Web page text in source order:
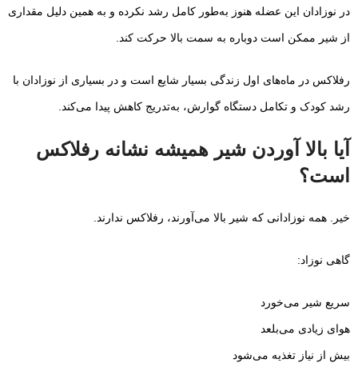
در نوزادان این عضله هنوز به‌طور کامل رشد نکرده و به همین دلیل مقداری
از شیر ممکن است دوباره به سمت بالا حرکت کند.
رفلاکس در ماه‌های اول زندگی بسیار شایع است و در بسیاری از نوزادان با
رشد کودک و تکامل دستگاه گوارش، به‌تدریج کاهش پیدا می‌کند.
آیا بالا آوردن شیر همیشه نشانه رفلاکس
است؟
خیر. همه نوزادانی که شیر بالا می‌آورند، رفلاکس ندارند.
گاهی نوزاد:
سریع شیر می‌خورد
هوای زیادی می‌بلعد
بیش از نیاز تغذیه می‌شود